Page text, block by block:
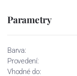
Parametry
Barva:
Provedení:
Vhodné do: